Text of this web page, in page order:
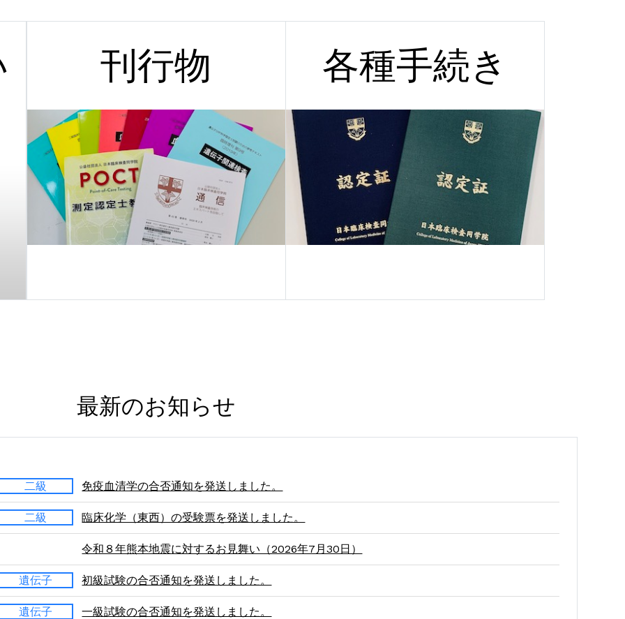
刊行物 各種手続き
最新のお知らせ
二級 免疫血清学の合否通知を発送しました。
二級 臨床化学（東西）の受験票を発送しました。
令和８年熊本地震に対するお見舞い（2026年7月30日）
遺伝子 初級試験の合否通知を発送しました。
遺伝子 一級試験の合否通知を発送しました。